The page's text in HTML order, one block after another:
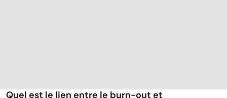
Quel est le lien entre le burn-out et